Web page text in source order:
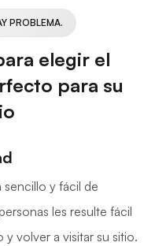
PROBLEMA.
elegir el
para su
sencillo y fácil de
les resulte fácil
volver a visitar su sitio.